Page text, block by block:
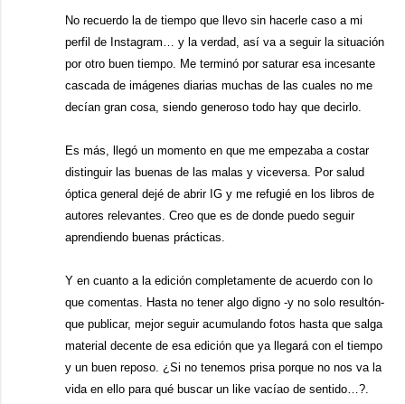
No recuerdo la de tiempo que llevo sin hacerle caso a mi
perfil de Instagram… y la verdad, así va a seguir la situación
por otro buen tiempo. Me terminó por saturar esa incesante
cascada de imágenes diarias muchas de las cuales no me
decían gran cosa, siendo generoso todo hay que decirlo.
Es más, llegó un momento en que me empezaba a costar
distinguir las buenas de las malas y viceversa. Por salud
óptica general dejé de abrir IG y me refugié en los libros de
autores relevantes. Creo que es de donde puedo seguir
aprendiendo buenas prácticas.
Y en cuanto a la edición completamente de acuerdo con lo
que comentas. Hasta no tener algo digno -y no solo resultón-
que publicar, mejor seguir acumulando fotos hasta que salga
material decente de esa edición que ya llegará con el tiempo
y un buen reposo. ¿Si no tenemos prisa porque no nos va la
vida en ello para qué buscar un like vacíao de sentido…?.